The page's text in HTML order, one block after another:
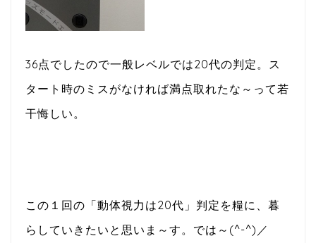
36点でしたので一般レベルでは20代の判定。ス
タート時のミスがなければ満点取れたな～って若
干悔しい。
この１回の「動体視力は20代」判定を糧に、暮
らしていきたいと思いま～す。では～(^-^)／